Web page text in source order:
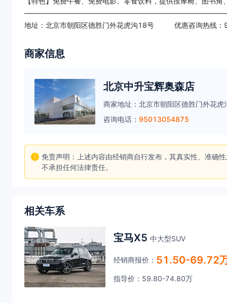
地址：北京市朝阳区德胜门外花虎沟18号 优惠咨询热线
商家信息
北京中升宝辉奥森店
商家地址： 北京市朝阳区德胜门外花虎
咨询电话： 95013054875
免责声明：上述内容由经销商自行发布，其真实性、准确
不承担任何法律责任。
相关车系
宝马X5 中大型SUV
经销商报价： 51.50-69.72
指导价：59.80-74.80万